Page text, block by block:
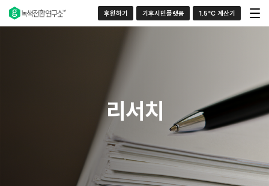
후원하기 기후시민플랫폼 1.5°C 계산기
리서치